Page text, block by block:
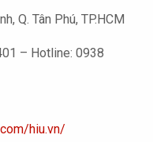
Q. Tân Phú, TP.HCM
– Hotline: 0938
hiu.vn/